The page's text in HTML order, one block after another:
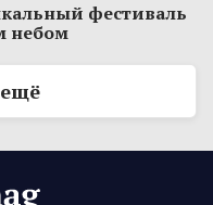
фестиваль
небом